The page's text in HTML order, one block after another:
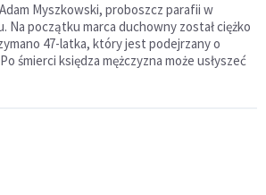
Adam Myszkowski, proboszcz parafii w
Na początku marca duchowny został ciężko
47-latka, który jest podejrzany o
śmierci księdza mężczyzna może usłyszeć